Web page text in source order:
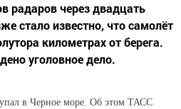
радаров через двадцать
стало известно, что самолёт
километрах от берега.
уголовное дело.
в Черное море. Об этом ТАСС